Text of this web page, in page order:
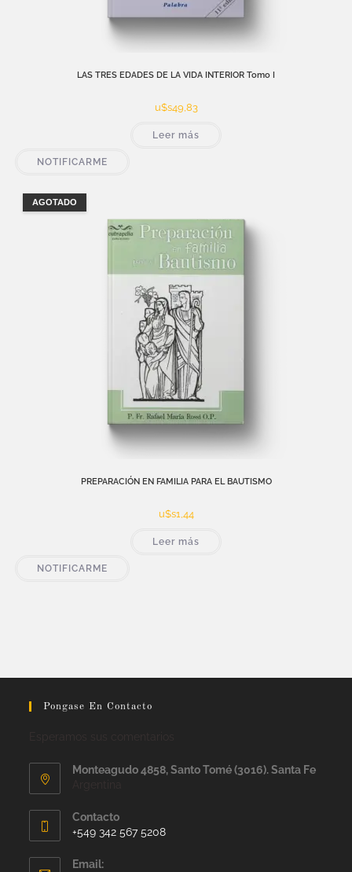
LAS TRES EDADES DE LA VIDA INTERIOR Tomo I
u$s49,83
Leer más
NOTIFICARME
AGOTADO
PREPARACIÓN EN FAMILIA PARA EL BAUTISMO
u$s1,44
Leer más
NOTIFICARME
Pongase En Contacto
Monteagudo 4858, Santo Tomé (3016). Santa Fe
Contacto
+549 342 567 5208
Email: